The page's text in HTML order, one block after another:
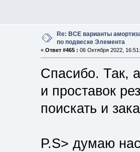
Re: ВСЕ варианты
по подвеске Элемента
«Ответ #465 : 06 Октября 2022,
Спасибо. Так,
и проставок
поискать и
P.S> думаю